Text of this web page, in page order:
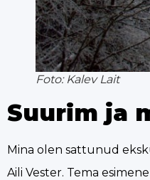
Foto: Kalev Lait
Suurim ja
Mina olen sattunud
Aili Vester. Tema